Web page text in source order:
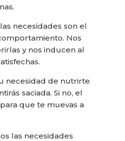
necesidades son el
Nos
y nos inducen al
necesidad de nutrirte
saciada. Si no, el
que te muevas a
las necesidades